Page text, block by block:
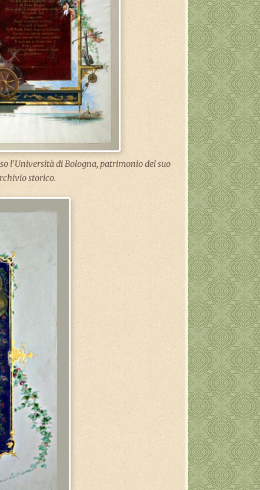
l'Università di Bologna, patrimonio del suo
storico.